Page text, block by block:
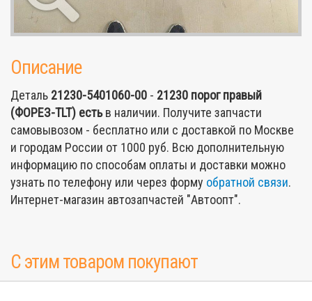
Описание
Деталь 21230-5401060-00 - 21230 порог правый
(ФОРЕЗ-TLT) естьв наличии. Получите запчасти
самовывозом - бесплатно или с доставкой по Москве
и городам России от 1000 руб. Всю дополнительную
информацию по способам оплаты и доставки можно
узнать по телефону или через форму обратной связи.
Интернет-магазин автозапчастей "Автоопт".
С этим товаром покупают